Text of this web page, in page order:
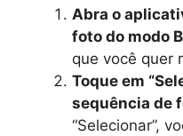
Abra o
foto do modo
que você quer
Toque em
sequência de
“Selecionar”,